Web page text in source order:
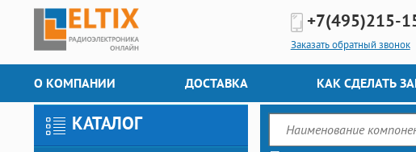
+7(495)215-
Заказать обратный звонок
О КОМПАНИИ ДОСТАВКА КАК СДЕЛАТЬ
КАТАЛОГ